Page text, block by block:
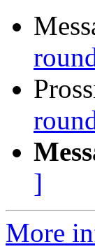
]
More